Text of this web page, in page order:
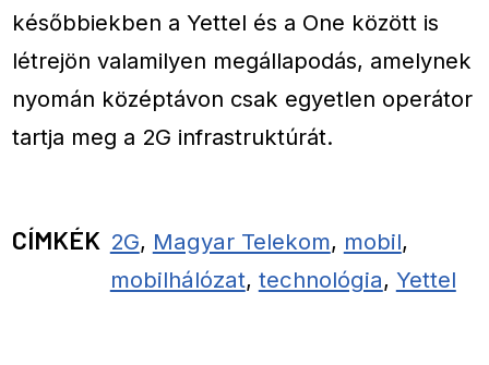
későbbiekben a Yettel és a One között is
létrejön valamilyen megállapodás, amelynek
nyomán középtávon csak egyetlen operátor
tartja meg a 2G infrastruktúrát.
CÍMKÉK 2G, Magyar Telekom, mobil,
mobilhálózat, technológia, Yettel